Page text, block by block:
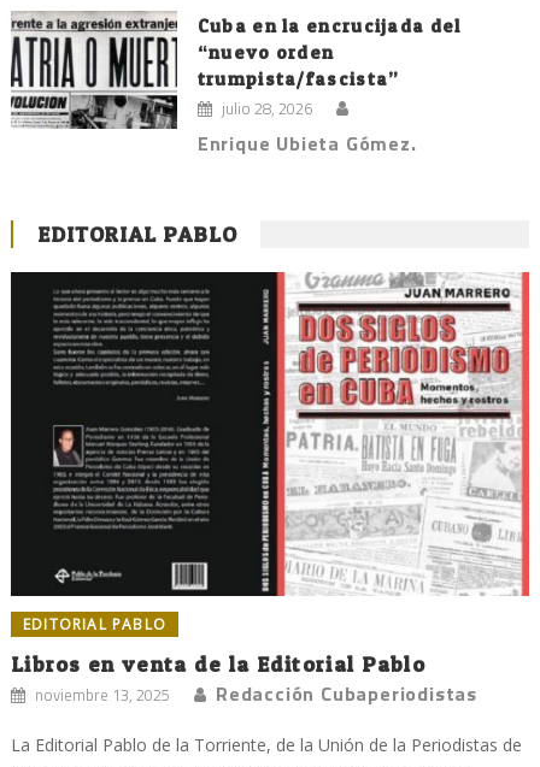
Cuba en la encrucijada del
“nuevo orden
trumpista/fascista”
julio 28, 2026
Enrique Ubieta Gómez.
EDITORIAL PABLO
EDITORIAL PABLO
Libros en venta de la Editorial Pablo
noviembre 13, 2025 Redacción Cubaperiodistas
La Editorial Pablo de la Torriente, de la Unión de la Periodistas de